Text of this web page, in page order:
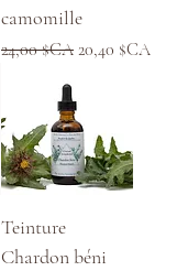
camomille
Prix original
24,00 $CA Prix
20,40 $CA
Teinture
Chardon béni